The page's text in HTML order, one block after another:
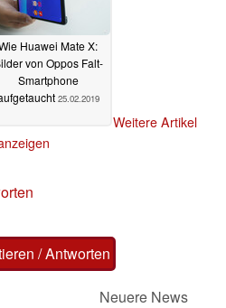
Huawei Mate X:
von Oppos Falt-
Smartphone
25.02.2019
Weitere Artikel
/ Antworten
Neuere News